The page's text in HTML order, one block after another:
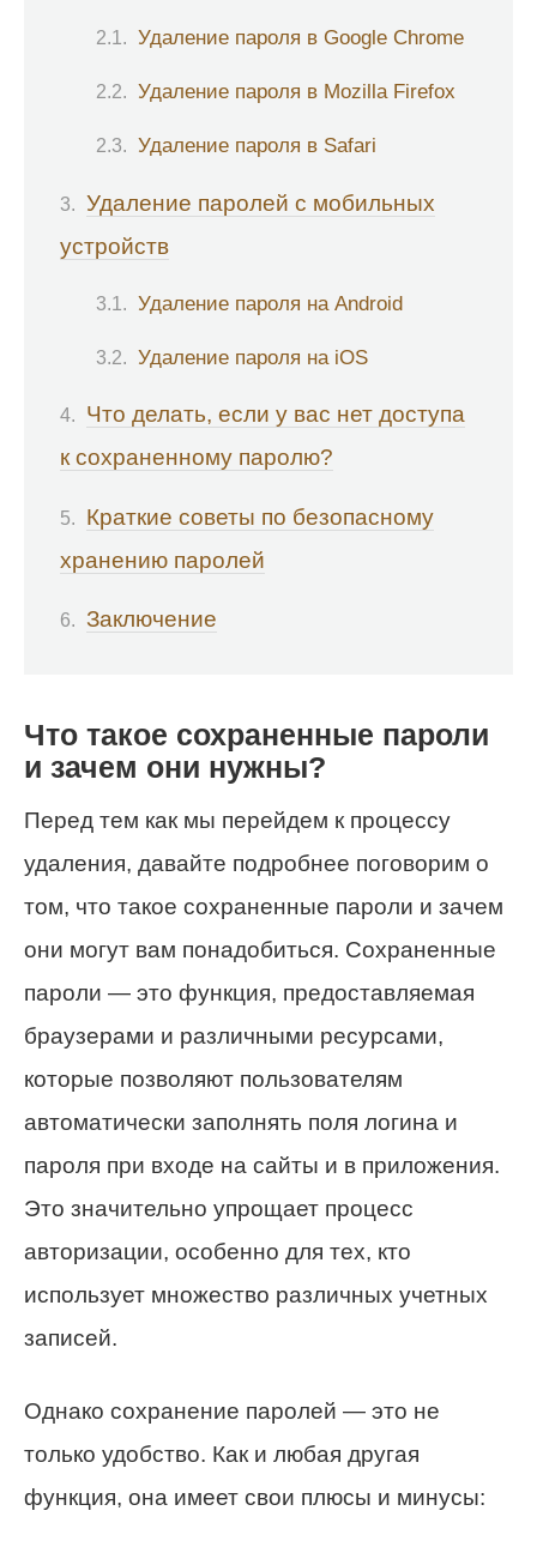
Удаление пароля в Google Chrome
Удаление пароля в Mozilla Firefox
Удаление пароля в Safari
Удаление паролей с мобильных
устройств
Удаление пароля на Android
Удаление пароля на iOS
Что делать, если у вас нет доступа
к сохраненному паролю?
Краткие советы по безопасному
хранению паролей
Заключение
Что такое сохраненные пароли
и зачем они нужны?
Перед тем как мы перейдем к процессу
удаления, давайте подробнее поговорим о
том, что такое сохраненные пароли и зачем
они могут вам понадобиться. Сохраненные
пароли — это функция, предоставляемая
браузерами и различными ресурсами,
которые позволяют пользователям
автоматически заполнять поля логина и
пароля при входе на сайты и в приложения.
Это значительно упрощает процесс
авторизации, особенно для тех, кто
использует множество различных учетных
записей.
Однако сохранение паролей — это не
только удобство. Как и любая другая
функция, она имеет свои плюсы и минусы: